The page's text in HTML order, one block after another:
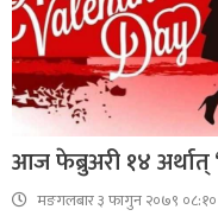
आज फेब्रुअरी १४ अर्थात्
मङगलबार ३ फागुन २०७९